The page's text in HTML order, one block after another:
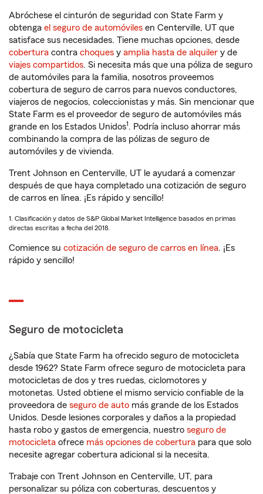
Abróchese el cinturón de seguridad con State Farm y
obtenga el seguro de automóviles en Centerville, UT que
satisface sus necesidades. Tiene muchas opciones, desde
cobertura contra choques y amplia hasta de alquiler y de
viajes compartidos. Si necesita más que una póliza de seguro
de automóviles para la familia, nosotros proveemos
cobertura de seguro de carros para nuevos conductores,
viajeros de negocios, coleccionistas y más. Sin mencionar que
State Farm es el proveedor de seguro de automóviles más
grande en los Estados Unidos1. Podría incluso ahorrar más
combinando la compra de las pólizas de seguro de
automóviles y de vivienda.
Trent Johnson en Centerville, UT le ayudará a comenzar
después de que haya completado una cotización de seguro
de carros en línea. ¡Es rápido y sencillo!
1. Clasificación y datos de S&P Global Market Intelligence basados en primas
directas escritas a fecha del 2018.
Comience su cotización de seguro de carros en línea. ¡Es
rápido y sencillo!
Seguro de motocicleta
¿Sabía que State Farm ha ofrecido seguro de motocicleta
desde 1962? State Farm ofrece seguro de motocicleta para
motocicletas de dos y tres ruedas, ciclomotores y
motonetas. Usted obtiene el mismo servicio confiable de la
proveedora de seguro de auto más grande de los Estados
Unidos. Desde lesiones corporales y daños a la propiedad
hasta robo y gastos de emergencia, nuestro seguro de
motocicleta ofrece más opciones de cobertura para que solo
necesite agregar cobertura adicional si la necesita.
Trabaje con Trent Johnson en Centerville, UT, para
personalizar su póliza con coberturas, descuentos y